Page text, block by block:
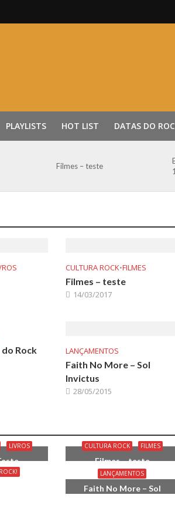
PLAYLISTS HOT LIST DATAS DO
Filmes – teste
1
CULTURA ROCK•FILMES
Filmes – teste
14/03/2017
Rock LANÇAMENTOS
Faith No More – Sol
Invictus
28/05/2015
LIVROS CULTURA ROCK FILMES
Filmes – teste
LANÇAMENTOS
Faith No More – Sol